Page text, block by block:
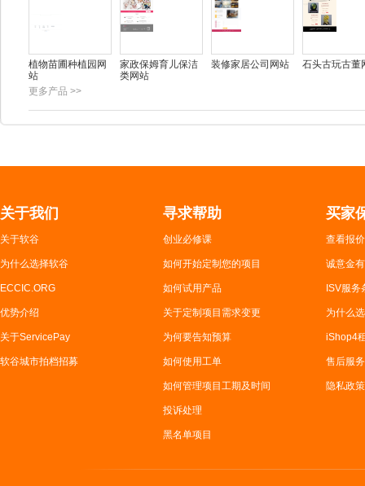
植物苗圃种植园网
站
家政保姆育儿保洁
类网站
装修家居公司网站 石头古玩古董
更多产品 >>
关于我们
关于软谷
为什么选择软谷
ECCIC.ORG
优势介绍
关于ServicePay
软谷城市拍档招募
寻求帮助
创业必修课
如何开始定制您的项目
如何试用产品
关于定制项目需求变更
为何要告知预算
如何使用工单
如何管理项目工期及时间
投诉处理
黑名单项目
买家
查看报
诚意金
ISV服务
为什么
iShop4
售后服务
隐私政策